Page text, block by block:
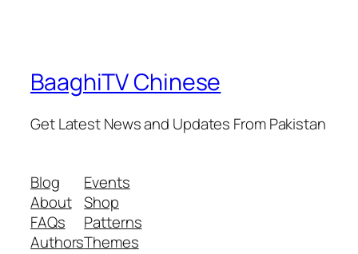
BaaghiTV Chinese
Get Latest News and Updates From Pakistan
Blog
About
FAQs
Authors
Events
Shop
Patterns
Themes